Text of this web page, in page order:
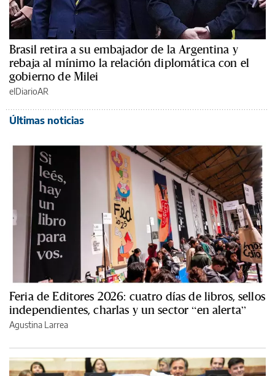
Brasil retira a su embajador de la Argentina y
rebaja al mínimo la relación diplomática con el
gobierno de Milei
elDiarioAR
Últimas noticias
Feria de Editores 2026: cuatro días de libros, sellos
independientes, charlas y un sector “en alerta”
Agustina Larrea